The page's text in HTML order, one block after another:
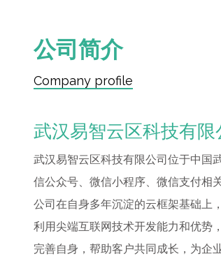
公司简介
Company profile
武汉易智云区科技有限
武汉易智云区科技有限公司位于中国
信公众号、微信小程序、微信支付相
公司在自身多年沉淀的云框架基础上
利用尖端互联网技术开发能力和优势
完善自身，帮助客户共同成长，为企